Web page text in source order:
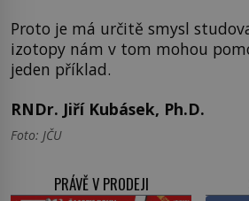
Proto je má určitě smysl
izotopy nám v tom mohou
jeden příklad.
RNDr. Jiří Kubásek, Ph.D.
Foto: JČU
PRÁVĚ V PRODEJI